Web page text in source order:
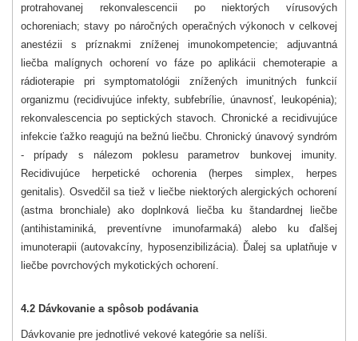
protrahovanej rekonvalescencii po niektorých vírusových
ochoreniach; stavy po náročných operačných výkonoch v celkovej
anestézii s príznakmi zníženej imunokompetencie; adjuvantná
liečba malígnych ochorení vo fáze po aplikácii chemoterapie a
rádioterapie pri symptomatológii znížených imunitných funkcií
organizmu (recidivujúce infekty, subfebrílie, únavnosť, leukopénia);
rekonvalescencia po septických stavoch. Chronické a recidivujúce
infekcie ťažko reagujú na bežnú liečbu. Chronický únavový syndróm
- prípady s nálezom poklesu parametrov bunkovej imunity.
Recidivujúce herpetické ochorenia (herpes simplex, herpes
genitalis). Osvedčil sa tiež v liečbe niektorých alergických ochorení
(astma bronchiale) ako doplnková liečba ku štandardnej liečbe
(antihistaminiká, preventívne imunofarmaká) alebo ku ďalšej
imunoterapii (autovakcíny, hyposenzibilizácia). Ďalej sa uplatňuje v
liečbe povrchových mykotických ochorení.
4.2 Dávkovanie a spôsob podávania
Dávkovanie pre jednotlivé vekové kategórie sa nelíši.